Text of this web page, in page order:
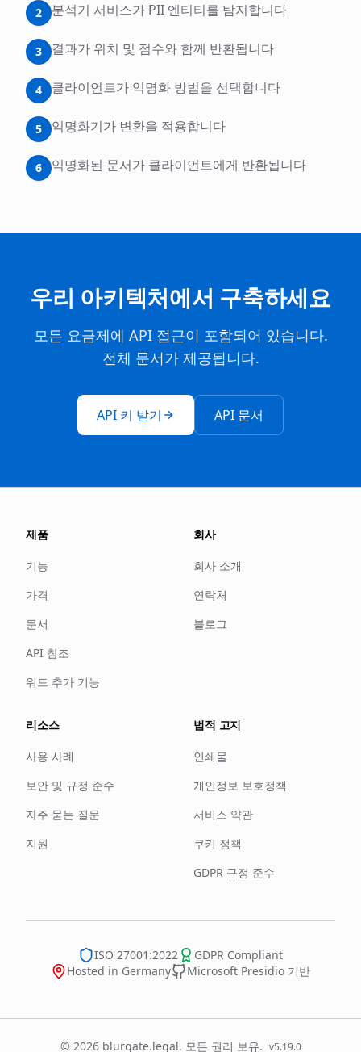
2 분석기 서비스가 PII 엔티티를 탐지합니다
3 결과가 위치 및 점수와 함께 반환됩니다
4 클라이언트가 익명화 방법을 선택합니다
5 익명화기가 변환을 적용합니다
6 익명화된 문서가 클라이언트에게 반환됩니다
우리 아키텍처에서 구축하세요
모든 요금제에 API 접근이 포함되어 있습니다.
전체 문서가 제공됩니다.
API 키 받기 API 문서
제품
기능
가격
문서
API 참조
워드 추가 기능
회사
회사 소개
연락처
블로그
리소스
사용 사례
보안 및 규정 준수
자주 묻는 질문
지원
법적 고지
인쇄물
개인정보 보호정책
서비스 약관
쿠키 정책
GDPR 규정 준수
ISO 27001:2022
GDPR Compliant
Hosted in Germany
Microsoft Presidio 기반
© 2026 blurgate.legal. 모든 권리 보유. v5.19.0